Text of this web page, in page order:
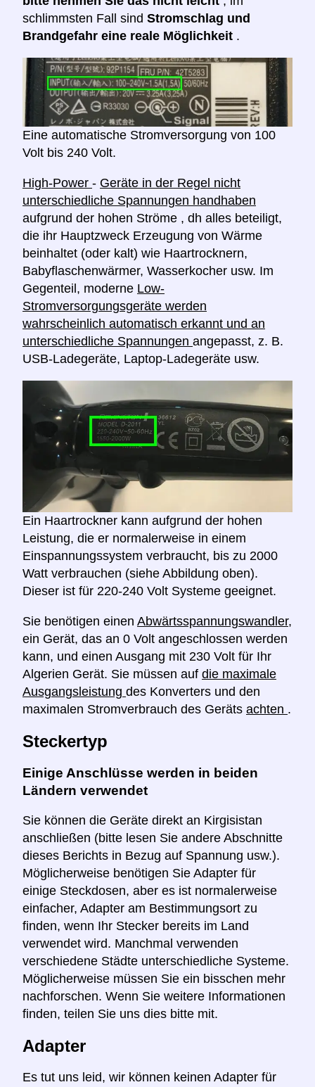
schlimmsten Fall sind Stromschlag und
Brandgefahr eine reale Möglichkeit .
Eine automatische Stromversorgung von 100
Volt bis 240 Volt.
High-Power - Geräte in der Regel nicht
unterschiedliche Spannungen handhaben
aufgrund der hohen Ströme , dh alles beteiligt,
die ihr Hauptzweck Erzeugung von Wärme
beinhaltet (oder kalt) wie Haartrocknern,
Babyflaschenwärmer, Wasserkocher usw. Im
Gegenteil, moderne Low-
Stromversorgungsgeräte werden
wahrscheinlich automatisch erkannt und an
unterschiedliche Spannungen angepasst, z. B.
USB-Ladegeräte, Laptop-Ladegeräte usw.
Ein Haartrockner kann aufgrund der hohen
Leistung, die er normalerweise in einem
Einspannungssystem verbraucht, bis zu 2000
Watt verbrauchen (siehe Abbildung oben).
Dieser ist für 220-240 Volt Systeme geeignet.
Sie benötigen einen Abwärtsspannungswandler,
ein Gerät, das an 0 Volt angeschlossen werden
kann, und einen Ausgang mit 230 Volt für Ihr
Algerien Gerät. Sie müssen auf die maximale
Ausgangsleistung des Konverters und den
maximalen Stromverbrauch des Geräts achten .
Steckertyp
Einige Anschlüsse werden in beiden
Ländern verwendet
Sie können die Geräte direkt an Kirgisistan
anschließen (bitte lesen Sie andere Abschnitte
dieses Berichts in Bezug auf Spannung usw.).
Möglicherweise benötigen Sie Adapter für
einige Steckdosen, aber es ist normalerweise
einfacher, Adapter am Bestimmungsort zu
finden, wenn Ihr Stecker bereits im Land
verwendet wird. Manchmal verwenden
verschiedene Städte unterschiedliche Systeme.
Möglicherweise müssen Sie ein bisschen mehr
nachforschen. Wenn Sie weitere Informationen
finden, teilen Sie uns dies bitte mit.
Adapter
Es tut uns leid, wir können keinen Adapter für